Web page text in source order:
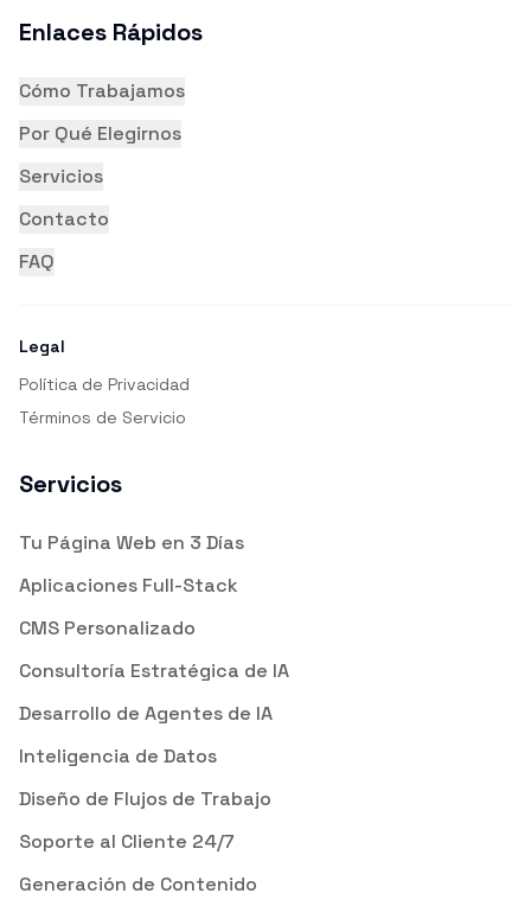
Enlaces Rápidos
Cómo Trabajamos
Por Qué Elegirnos
Servicios
Contacto
FAQ
Legal
Política de Privacidad
Términos de Servicio
Servicios
Tu Página Web en 3 Días
Aplicaciones Full-Stack
CMS Personalizado
Consultoría Estratégica de IA
Desarrollo de Agentes de IA
Inteligencia de Datos
Diseño de Flujos de Trabajo
Soporte al Cliente 24/7
Generación de Contenido